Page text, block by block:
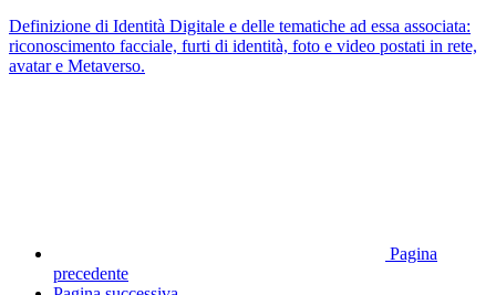
Definizione di Identità Digitale e delle tematiche ad essa associata:
riconoscimento facciale, furti di identità, foto e video postati in rete,
avatar e Metaverso.
Pagina
precedente